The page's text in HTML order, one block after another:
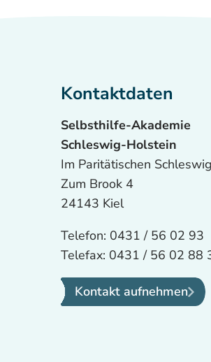
Kontaktdaten
Selbsthilfe-Akademie
Schleswig-Holstein
Im Paritätischen
Zum Brook 4
24143 Kiel
Telefon: 0431 / 56 02 93
Telefax: 0431 / 56 02 88
Kontakt aufnehmen